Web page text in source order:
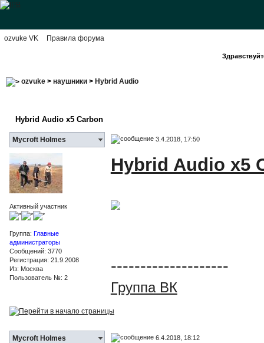
ozvuke VK Правила форума
ozvuke> наушники> Hybrid Audio
Hybrid Audio x5 Carbon
Mycroft Holmes 3.4.2018, 17:50
Активный участник
Группа: Главные
администраторы
Сообщений: 3770
Регистрация: 21.9.2008
Из: Москва
Пользователь №: 2
Hybrid Audio x5
--------------------
Группа ВК
Mycroft Holmes 6.4.2018, 18:12